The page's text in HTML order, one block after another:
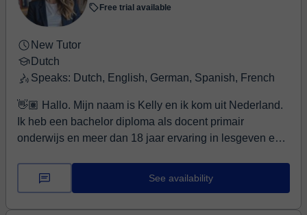
Free trial available
New Tutor
Dutch
Speaks: Dutch, English, German, Spanish, French
👋🏽 Hallo. Mijn naam is Kelly en ik kom uit Nederland.
Ik heb een bachelor diploma als docent primair
onderwijs en meer dan 18 jaar ervaring in lesgeven en
uitdagend, plezierig en gericht op echte resultaten. Ik
heb een methodologische basis in het onderwijs
See availability